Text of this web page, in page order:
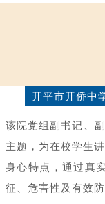
开平市开侨中
该院党组副书记、
主题，为在校学生
身心特点，通过真
征、危害性及有效